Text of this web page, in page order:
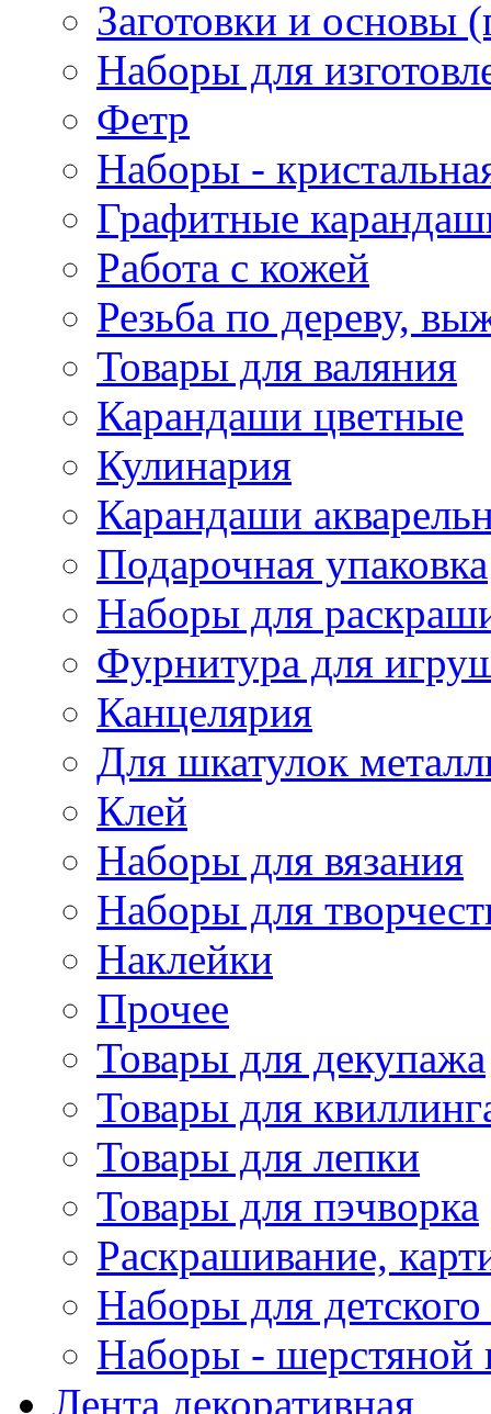
Заготовки и основы
Наборы для
Фетр
Наборы -
Графитные
Работа с кожей
Резьба по дереву,
Товары для валяния
Карандаши цветные
Кулинария
Карандаши
Подарочная упаковка
Наборы для
Фурнитура для
Канцелярия
Для шкатулок
Клей
Наборы для вязания
Наборы для
Наклейки
Прочее
Товары для декупажа
Товары для
Товары для лепки
Товары для пэчворка
Раскрашивание,
Наборы для
Наборы - шерстяной
Лента декоративная